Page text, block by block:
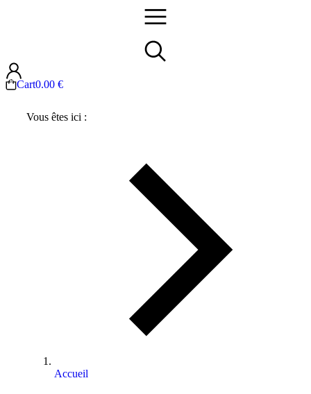
Cart0.00 €
Vous êtes ici :
Accueil